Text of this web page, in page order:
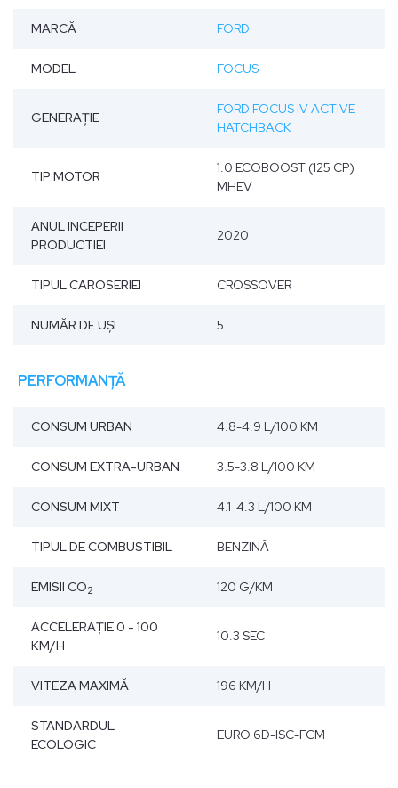
MARCĂ FORD
MODEL FOCUS
GENERAȚIE
FORD FOCUS IV ACTIVE
HATCHBACK
TIP MOTOR
1.0 ECOBOOST (125 CP)
MHEV
ANUL INCEPERII
PRODUCTIEI
2020
TIPUL CAROSERIEI CROSSOVER
NUMĂR DE UŞI 5
PERFORMANȚĂ
CONSUM URBAN 4.8-4.9 L/100 KM
CONSUM EXTRA-URBAN 3.5-3.8 L/100 KM
CONSUM MIXT 4.1-4.3 L/100 KM
TIPUL DE COMBUSTIBIL BENZINĂ
EMISII CO2 120 G/KM
ACCELERAŢIE 0 - 100
KM/H
10.3 SEC
VITEZA MAXIMĂ 196 KM/H
STANDARDUL
ECOLOGIC
EURO 6D-ISC-FCM